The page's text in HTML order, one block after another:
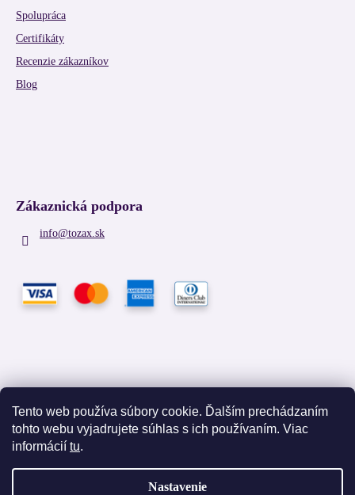
Tento web používa súbory cookie. Ďalším prechádzaním
tohto webu vyjadrujete súhlas s ich používaním. Viac
informácií tu.
Nastavenie
Spolupráca
Certifikáty
Recenzie zákazníkov
Blog
Zákaznická podpora
info@tozax.sk
Facebook